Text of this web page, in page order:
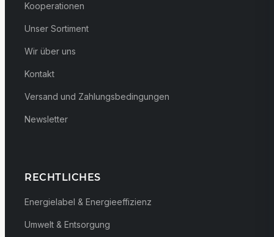
Kooperationen
Unser Sortiment
Wir über uns
Kontakt
Versand und Zahlungsbedingungen
Newsletter
RECHTLICHES
Energielabel & Energieeffizienz
Umwelt & Entsorgung